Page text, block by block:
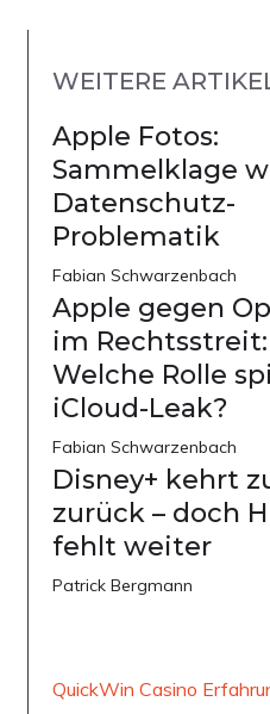
WEITERE
Apple Fotos:
Sammelklage
Datenschutz-
Problematik
Fabian Schwarzenbach
Apple gegen
im Rechtsstreit:
Welche Rolle
iCloud-Leak?
Fabian Schwarzenbach
Disney+ kehrt
zurück – doch
fehlt weiter
Patrick Bergmann
QuickWin Casino